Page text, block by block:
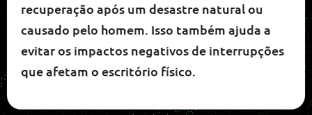
recuperação após um desastre natural ou
causado pelo homem. Isso também ajuda a
evitar os impactos negativos de interrupções
que afetam o escritório físico.